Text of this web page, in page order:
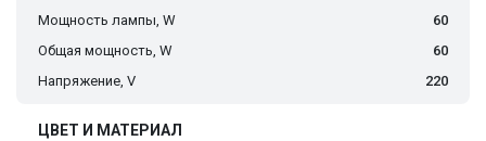
Мощность лампы, W
60
Общая мощность, W
60
Напряжение, V
220
ЦВЕТ И МАТЕРИАЛ